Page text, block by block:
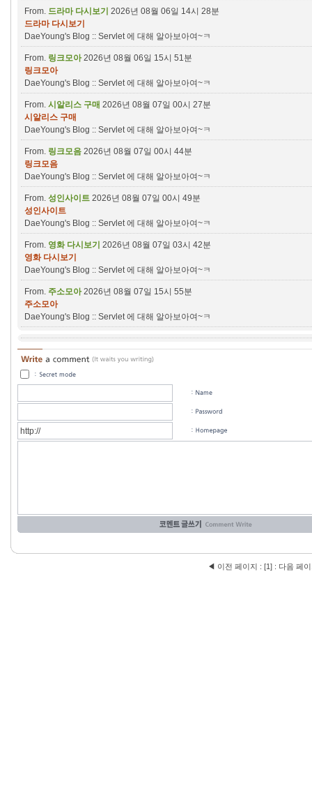
From. 드라마 다시보기 2026년 08월 06일 14시 28분
드라마 다시보기
DaeYoung's Blog :: Servlet 에 대해 알아보아여~ㅋ
From. 링크모아2026년 08월 06일 15시 51분
링크모아
DaeYoung's Blog :: Servlet 에 대해 알아보아여~ㅋ
From. 시알리스 구매 2026년 08월 07일 00시 27분
시알리스 구매
DaeYoung's Blog :: Servlet 에 대해 알아보아여~ㅋ
From. 링크모음 2026년 08월 07일 00시 44분
링크모음
DaeYoung's Blog :: Servlet 에 대해 알아보아여~ㅋ
From. 성인사이트 2026년 08월 07일 00시 49분
성인사이트
DaeYoung's Blog :: Servlet 에 대해 알아보아여~ㅋ
From. 영화 다시보기 2026년 08월 07일 03시 42분
영화 다시보기
DaeYoung's Blog :: Servlet 에 대해 알아보아여~ㅋ
From. 주소모아2026년 08월 07일 15시 55분
주소모아
DaeYoung's Blog :: Servlet 에 대해 알아보아여~ㅋ
◀ 이전 페이지 : [1] : 다음 페